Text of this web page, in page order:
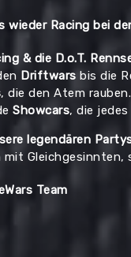
wieder Racing bei
& die D.o.T.
Driftwars bis die
, die den Atem rauben.
Showcars, die
legendären
mit
Team